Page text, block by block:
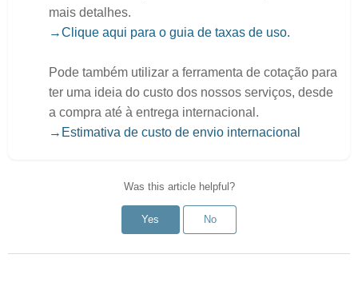
mais detalhes.
→Clique aqui para o guia de taxas de uso.
Pode também utilizar a ferramenta de cotação para
ter uma ideia do custo dos nossos serviços, desde
a compra até à entrega internacional.
→Estimativa de custo de envio internacional
Was this article helpful?
Yes No